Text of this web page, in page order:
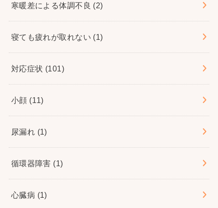
寒暖差による体調不良 (2)
寝ても疲れが取れない (1)
対応症状 (101)
小顔 (11)
尿漏れ (1)
循環器障害 (1)
心臓病 (1)